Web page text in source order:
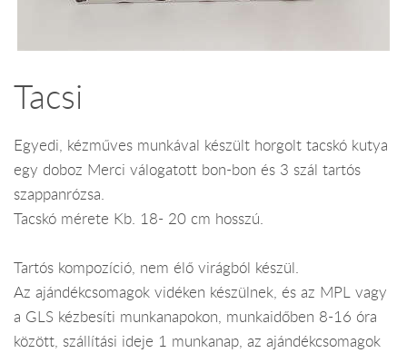
Tacsi
Egyedi, kézműves munkával készült horgolt tacskó kutya
egy doboz Merci válogatott bon-bon és 3 szál tartós
szappanrózsa.
Tacskó mérete Kb. 18- 20 cm hosszú.
Tartós kompozíció, nem élő virágból készül.
Az ajándékcsomagok vidéken készülnek, és az MPL vagy
a GLS kézbesíti munkanapokon, munkaidőben 8-16 óra
között, szállítási ideje 1 munkanap, az ajándékcsomagok